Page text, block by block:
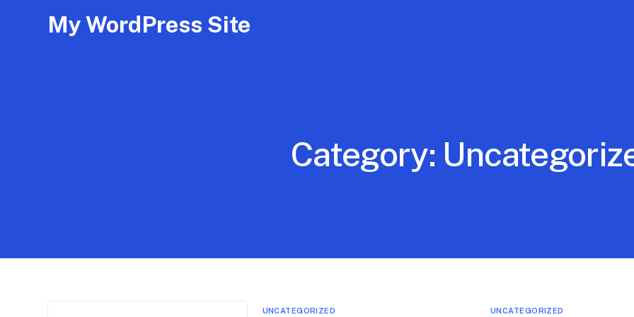
My WordPress Site
Category:
UNCATEGORIZED UNCATEGORIZED